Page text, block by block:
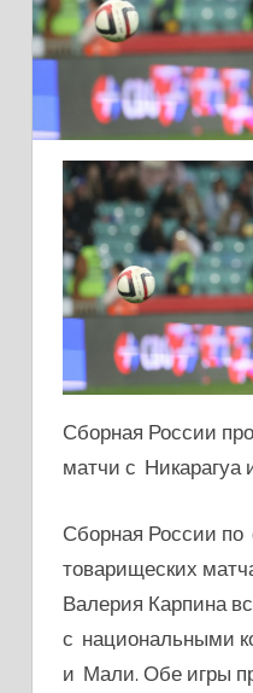
Сборная России
матчи с
Сборная России по
товарищеских
Валерия Карпина
с национальными
и Мали. Обе игры